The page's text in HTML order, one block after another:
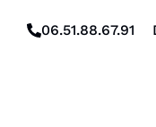
06.51.88.67.91